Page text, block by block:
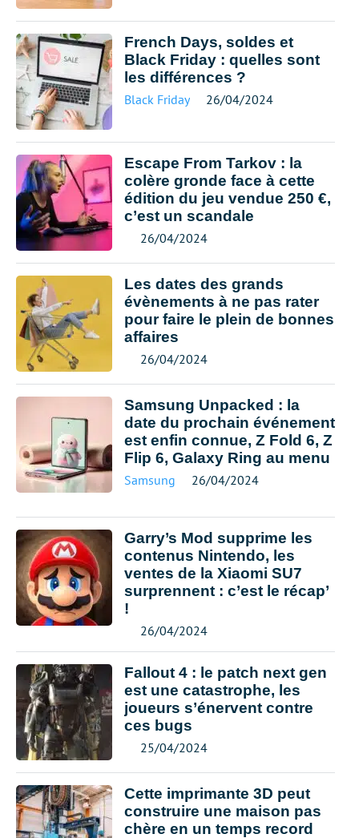
French Days, soldes et
Black Friday : quelles sont
les différences ?
Black Friday 26/04/2024
Escape From Tarkov : la
colère gronde face à cette
édition du jeu vendue 250 €,
c’est un scandale
26/04/2024
Les dates des grands
évènements à ne pas rater
pour faire le plein de bonnes
affaires
26/04/2024
Samsung Unpacked : la
date du prochain événement
est enfin connue, Z Fold 6, Z
Flip 6, Galaxy Ring au menu
Samsung 26/04/2024
Garry’s Mod supprime les
contenus Nintendo, les
ventes de la Xiaomi SU7
surprennent : c’est le récap’
!
26/04/2024
Fallout 4 : le patch next gen
est une catastrophe, les
joueurs s’énervent contre
ces bugs
25/04/2024
Cette imprimante 3D peut
construire une maison pas
chère en un temps record